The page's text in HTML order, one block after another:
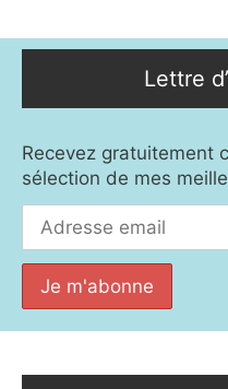
Lettre
Recevez gratuitement
sélection de mes